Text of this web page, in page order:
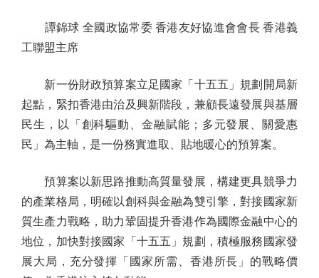
譚錦球 全國政協常委 香港友好協進會會長 香港義
工聯盟主席
新一份財政預算案立足國家「十五五」規劃開局新
起點，緊扣香港由治及興新階段，兼顧長遠發展與基層
民生，以「創科驅動、金融賦能；多元發展、關愛惠
民」為主軸，是一份務實進取、貼地暖心的預算案。
預算案以新思路推動高質量發展，構建更具競爭力
的產業格局，明確以創科與金融為雙引擎，對接國家新
質生產力戰略，助力鞏固提升香港作為國際金融中心的
地位，加快對接國家「十五五」規劃，積極服務國家發
展大局，充分發揮「國家所需、香港所長」的戰略價